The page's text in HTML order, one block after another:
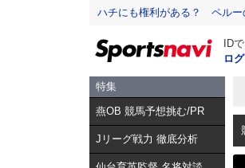
ハチにも権利がある？ ペルー
ID
ロ
特集
燕OB 競馬予想挑む/PR
Jリーグ戦力 徹底分析